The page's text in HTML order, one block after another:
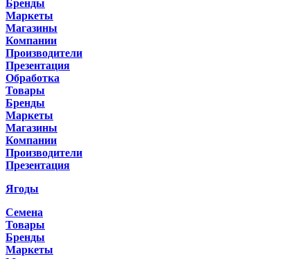
Бренды
Маркеты
Магазины
Компании
Производители
Презентация
Обработка
Товары
Бренды
Маркеты
Магазины
Компании
Производители
Презентация
Ягоды
Семена
Товары
Бренды
Маркеты